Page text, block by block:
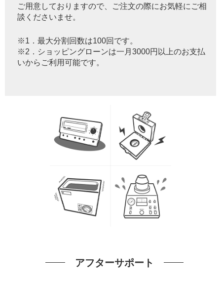
ご用意しておりますので、ご注文の際にお気軽にご相
談くださいませ。
※1．最大分割回数は100回です。
※2．ショッピングローンは一月3000円以上のお支払
いからご利用可能です。
アフターサポート